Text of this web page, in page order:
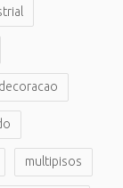
multipisos